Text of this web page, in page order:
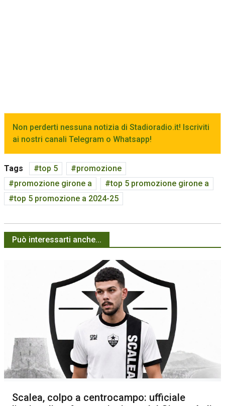
Non perderti nessuna notizia di Stadioradio.it! Iscriviti
ai nostri canali Telegram o Whatsapp!
Tags top 5
promozione
promozione girone a
top 5 promozione girone a
top 5 promozione a 2024-25
Può interessarti anche...
Scalea, colpo a centrocampo: ufficiale